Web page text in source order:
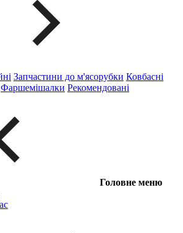
Запчастини до м'ясорубки Ковбасні
Фаршемішалки Рекомендовані
Головне меню